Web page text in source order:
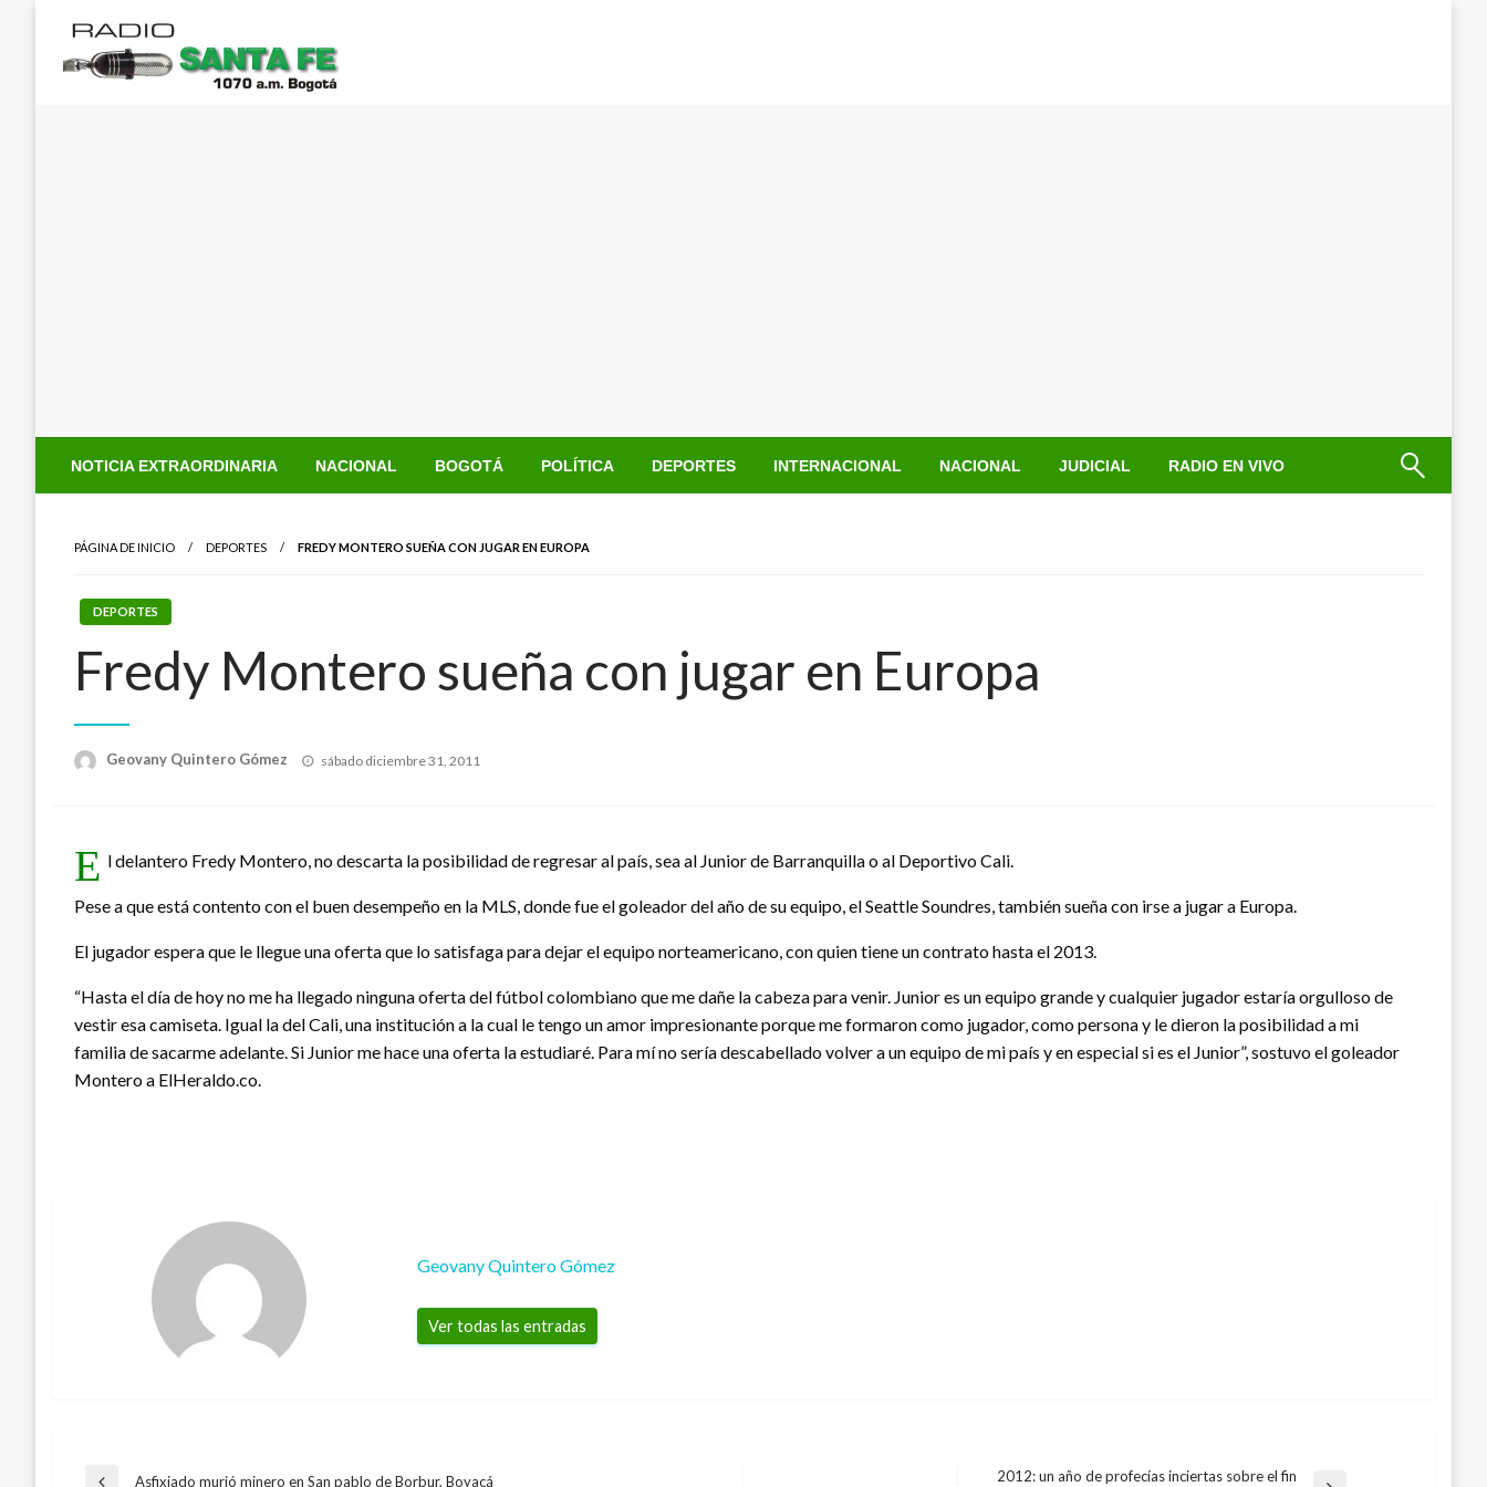
contenido
NOTICIA EXTRAORDINARIA NACIONAL BOGOTÁ POLÍTICA DEPORTES INTERNACIONAL NACIONAL JUDICIAL RADIO EN VIVO
PÁGINA DE INICIO DEPORTES FREDY MONTERO SUEÑA CON JUGAR EN EUROPA
DEPORTES
Fredy Montero sueña con jugar en Europa
Geovany Quintero Gómez
Publicado
sábado diciembre 31, 2011
E l delantero Fredy Montero, no descarta la posibilidad de regresar al país, sea al Junior de Barranquilla o al Deportivo Cali.
Pese a que está contento con el buen desempeño en la MLS, donde fue el goleador del año de su equipo, el Seattle Soundres, también sueña con irse a jugar a Europa.
El jugador espera que le llegue una oferta que lo satisfaga para dejar el equipo norteamericano, con quien tiene un contrato hasta el 2013.
“Hasta el día de hoy no me ha llegado ninguna oferta del fútbol colombiano que me dañe la cabeza para venir. Junior es un equipo grande y cualquier jugador estaría orgulloso de
vestir esa camiseta. Igual la del Cali, una institución a la cual le tengo un amor impresionante porque me formaron como jugador, como persona y le dieron la posibilidad a mi
familia de sacarme adelante. Si Junior me hace una oferta la estudiaré. Para mí no sería descabellado volver a un equipo de mi país y en especial si es el Junior”, sostuvo el goleador
Montero a ElHeraldo.co.
Geovany Quintero Gómez
Ver todas las entradas
Asfixiado murió minero en San pablo de Borbur, Boyacá
2012: un año de profecías inciertas sobre el fin